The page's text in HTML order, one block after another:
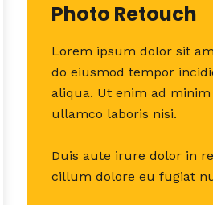
Photo Retouch
Lorem ipsum dolor sit
do eiusmod tempor
aliqua. Ut enim ad
ullamco laboris nisi.
Duis aute irure dolor in
cillum dolore eu fugiat